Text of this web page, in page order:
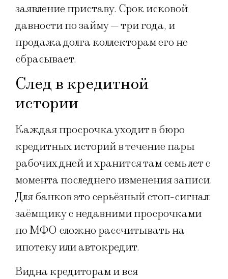
заявление приставу. Срок исковой
давности по займу — три года, и
продажа долга коллекторам его не
сбрасывает.
След в кредитной
истории
Каждая просрочка уходит в бюро
кредитных историй в течение пары
рабочих дней и хранится там семь лет с
момента последнего изменения записи.
Для банков это серьёзный стоп-сигнал:
заёмщику с недавними просрочками
по МФО сложно рассчитывать на
ипотеку или автокредит.
Видна кредиторам и вся